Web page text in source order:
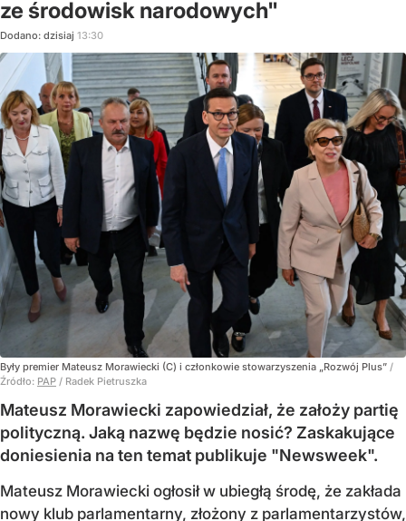
ze środowisk narodowych"
Dodano: dzisiaj 13:30
Były premier Mateusz Morawiecki (C) i członkowie stowarzyszenia „Rozwój Plus” /
Źródło: PAP / Radek Pietruszka
Mateusz Morawiecki zapowiedział, że założy partię
polityczną. Jaką nazwę będzie nosić? Zaskakujące
doniesienia na ten temat publikuje "Newsweek".
Mateusz Morawiecki ogłosił w ubiegłą środę, że zakłada
nowy klub parlamentarny, złożony z parlamentarzystów,